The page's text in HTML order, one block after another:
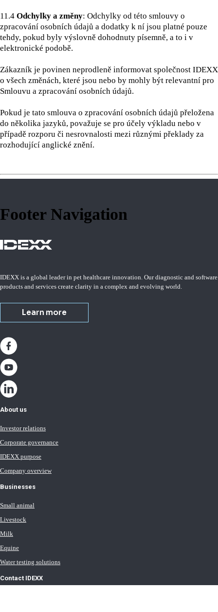
11.4 Odchylky a změny: Odchylky od této smlouvy o
zpracování osobních údajů a dodatky k ní jsou platné pouze
tehdy, pokud byly výslovně dohodnuty písemně, a to i v
elektronické podobě.
Zákazník je povinen neprodleně informovat společnost IDEXX
o všech změnách, které jsou nebo by mohly být relevantní pro
Smlouvu a zpracování osobních údajů.
Pokud je tato smlouva o zpracování osobních údajů přeložena
do několika jazyků, považuje se pro účely výkladu nebo v
případě rozporu či nesrovnalosti mezi různými překlady za
rozhodující anglické znění.
Footer Navigation
IDEXX is a global leader in pet healthcare innovation. Our diagnostic and software
products and services create clarity in a complex and evolving world.
Learn more
About us
Investor relations
Corporate governance
IDEXX purpose
Company overview
Businesses
Small animal
Livestock
Milk
Equine
Water testing solutions
Contact IDEXX